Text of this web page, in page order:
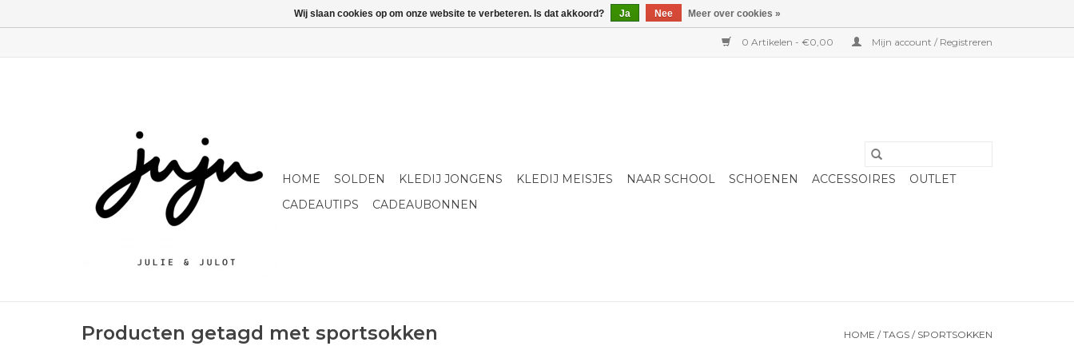
0 Artikelen - €0,00 Mijn account / Registreren
HOME SOLDEN KLEDIJ JONGENS KLEDIJ MEISJES NAAR SCHOOL SCHOENEN ACCESSOIRES
OUTLET
CADEAUTIPS
CADEAUBONNEN
Producten getagd met sportsokken HOME /TAGS / SPORTSOKKEN
Wij slaan cookies op om onze website te verbeteren. Is dat akkoord? Ja Nee Meer over cookies »